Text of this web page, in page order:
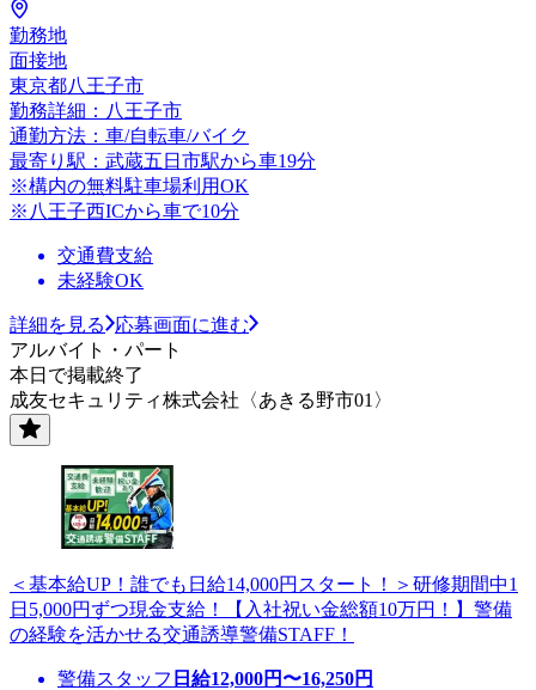
勤務地
面接地
東京都八王子市
勤務詳細：八王子市
通勤方法：車/自転車/バイク
最寄り駅：武蔵五日市駅から車19分
※構内の無料駐車場利用OK
※八王子西ICから車で10分
交通費支給
未経験OK
詳細を見る
応募画面に進む
アルバイト・パート
本日で掲載終了
成友セキュリティ株式会社〈あきる野市01〉
＜基本給UP！誰でも日給14,000円スタート！＞研修期間中1
日5,000円ずつ現金支給！【入社祝い金総額10万円！】警備
の経験を活かせる交通誘導警備STAFF！
警備スタッフ 日給12,000円〜16,250円